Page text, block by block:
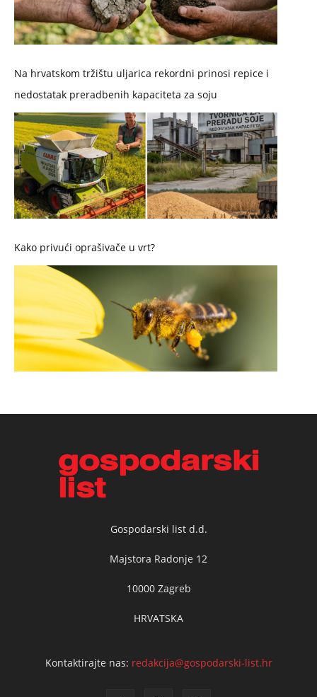
Na hrvatskom tržištu uljarica rekordni prinosi repice i
nedostatak preradbenih kapaciteta za soju
Kako privući oprašivače u vrt?
Gospodarski list d.d.
Majstora Radonje 12
10000 Zagreb
HRVATSKA
Kontaktirajte nas: redakcija@gospodarski-list.hr